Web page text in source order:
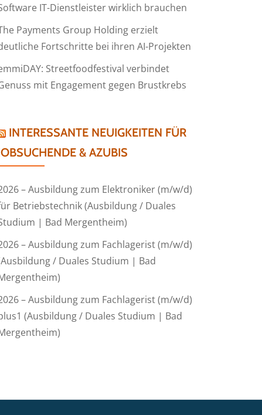
IT-Dienstleister wirklich brauchen
Payments Group Holding erzielt
Fortschritte bei ihren AI-Projekten
Streetfoodfestival verbindet
mit Engagement gegen Brustkrebs
INTERESSANTE NEUIGKEITEN FÜR
& AZUBIS
– Ausbildung zum Elektroniker (m/w/d)
Betriebstechnik (Ausbildung / Duales
| Bad Mergentheim)
– Ausbildung zum Fachlagerist (m/w/d)
/ Duales Studium | Bad
– Ausbildung zum Fachlagerist (m/w/d)
(Ausbildung / Duales Studium | Bad